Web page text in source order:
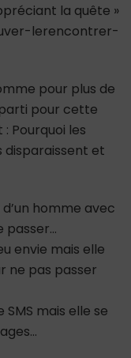
la quête »
lerencontrer-
pour plus de
pour cette
Pourquoi les
disparaissent et
homme avec
passer…
envie mais elle
ne pas passer
mais elle se